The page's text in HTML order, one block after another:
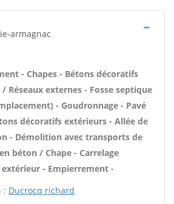
armagnac
- Chapes - Bétons décoratifs
Réseaux externes - Fosse septique
- Goudronnage - Pavé
décoratifs extérieurs - Allée de
- Démolition avec transports de
béton / Chape - Carrelage
- Empierrement -
: Ducrocq richard